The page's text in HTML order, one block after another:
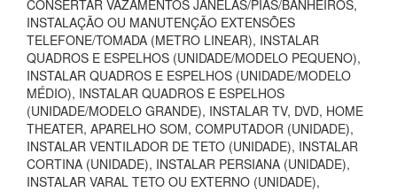
CONSERTAR VAZAMENTOS JANELAS/PIAS/BANHEIROS,
INSTALAÇÃO OU MANUTENÇÃO EXTENSÕES
TELEFONE/TOMADA (METRO LINEAR), INSTALAR
QUADROS E ESPELHOS (UNIDADE/MODELO PEQUENO),
INSTALAR QUADROS E ESPELHOS (UNIDADE/MODELO
MÉDIO), INSTALAR QUADROS E ESPELHOS
(UNIDADE/MODELO GRANDE), INSTALAR TV, DVD, HOME
THEATER, APARELHO SOM, COMPUTADOR (UNIDADE),
INSTALAR VENTILADOR DE TETO (UNIDADE), INSTALAR
CORTINA (UNIDADE), INSTALAR PERSIANA (UNIDADE),
INSTALAR VARAL TETO OU EXTERNO (UNIDADE),